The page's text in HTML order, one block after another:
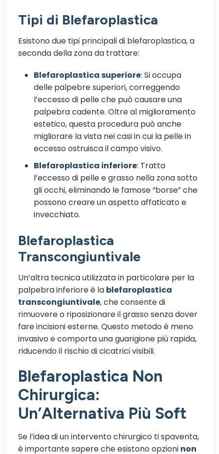
Tipi di Blefaroplastica
Esistono due tipi principali di blefaroplastica, a
seconda della zona da trattare:
Blefaroplastica superiore: Si occupa
delle palpebre superiori, correggendo
l’eccesso di pelle che può causare una
palpebra cadente. Oltre al miglioramento
estetico, questa procedura può anche
migliorare la vista nei casi in cui la pelle in
eccesso ostruisca il campo visivo.
Blefaroplastica inferiore: Tratta
l’eccesso di pelle e grasso nella zona sotto
gli occhi, eliminando le famose “borse” che
possono creare un aspetto affaticato e
invecchiato.
Blefaroplastica
Transcongiuntivale
Un’altra tecnica utilizzata in particolare per la
palpebra inferiore è la blefaroplastica
transcongiuntivale, che consente di
rimuovere o riposizionare il grasso senza dover
fare incisioni esterne. Questo metodo è meno
invasivo e comporta una guarigione più rapida,
riducendo il rischio di cicatrici visibili.
Blefaroplastica Non
Chirurgica:
Un’Alternativa Più Soft
Se l’idea di un intervento chirurgico ti spaventa,
è importante sapere che esistono opzioni non